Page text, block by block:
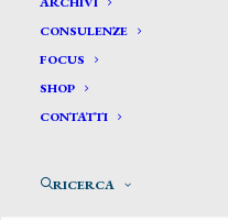
CONSULENZE
FOCUS
SHOP
CONTATTI
RICERCA
De Luca